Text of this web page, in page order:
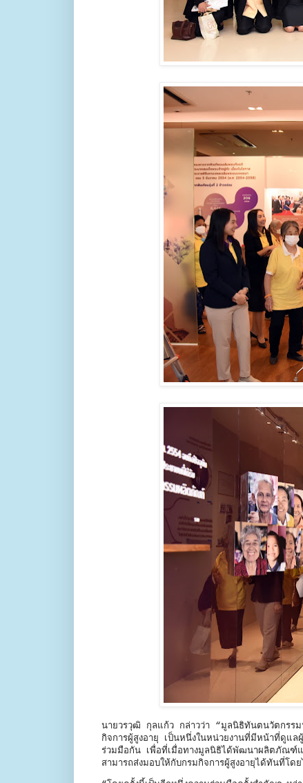
นายวรวุฒิ กุลแก้ว กล่าวว่า “มูลนิธิทันตนวัตกรรม
กิจการผู้สูงอายุ เป็นหนึ่งในหน่วยงานที่มีหน้าที่ดูแ
ร่วมมือกัน เพื่อที่เมื่อทางมูลนิธิได้พัฒนาผลิตภัณฑ์
สามารถส่งมอบให้กับกรมกิจการผู้สูงอายุได้ทันที่โ